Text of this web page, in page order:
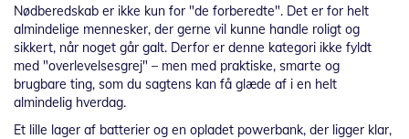
Nødberedskab er ikke kun for "de forberedte". Det er for helt
almindelige mennesker, der gerne vil kunne handle roligt og
sikkert, når noget går galt. Derfor er denne kategori ikke fyldt
med "overlevelsesgrej" – men med praktiske, smarte og
brugbare ting, som du sagtens kan få glæde af i en helt
almindelig hverdag.
Et lille lager af batterier og en opladet powerbank, der ligger klar,